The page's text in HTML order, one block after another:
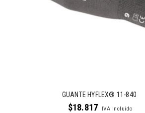
GUANTE HYFLEX® 11-840
$18.817 IVA Incluido